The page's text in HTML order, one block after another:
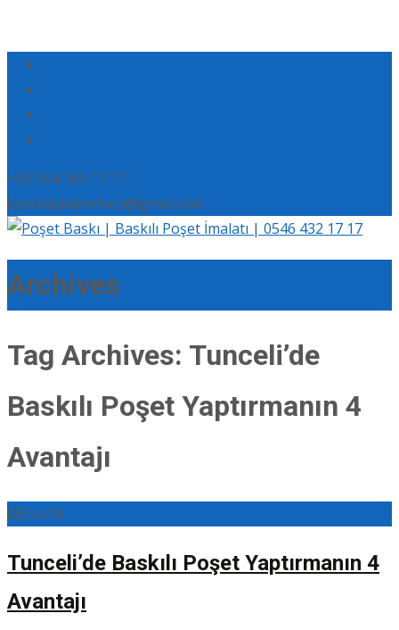
+90 554 165 17 17
eserbaskimerkezi@gmail.com
Archives
Tag Archives: Tunceli’de
Baskılı Poşet Yaptırmanın 4
Avantajı
08Eki/18
Tunceli’de Baskılı Poşet Yaptırmanın 4
Avantajı